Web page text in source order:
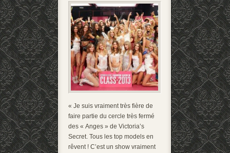
« Je suis vraiment très fière de
faire partie du cercle très fermé
des « Anges » de Victoria’s
Secret. Tous les top models en
rêvent ! C’est un show vraiment